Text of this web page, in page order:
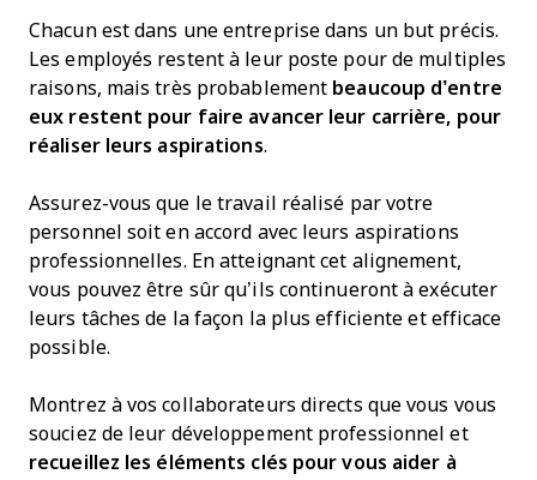
Chacun est dans une entreprise dans un but précis.
Les employés restent à leur poste pour de multiples
raisons, mais très probablement beaucoup d’entre
eux restent pour faire avancer leur carrière, pour
réaliser leurs aspirations.
Assurez-vous que le travail réalisé par votre
personnel soit en accord avec leurs aspirations
professionnelles. En atteignant cet alignement,
vous pouvez être sûr qu’ils continueront à exécuter
leurs tâches de la façon la plus efficiente et efficace
possible.
Montrez à vos collaborateurs directs que vous vous
souciez de leur développement professionnel et
recueillez les éléments clés pour vous aider à